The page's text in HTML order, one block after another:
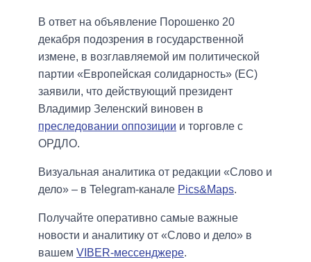
В ответ на объявление Порошенко 20
декабря подозрения в государственной
измене, в возглавляемой им политической
партии «Европейская солидарность» (ЕС)
заявили, что действующий президент
Владимир Зеленский виновен в
преследовании оппозиции и торговле с
ОРДЛО.
Визуальная аналитика от редакции «Слово и
дело» – в Telegram-канале Pics&Maps.
Получайте оперативно самые важные
новости и аналитику от «Слово и дело» в
вашем VIBER-мессенджере.